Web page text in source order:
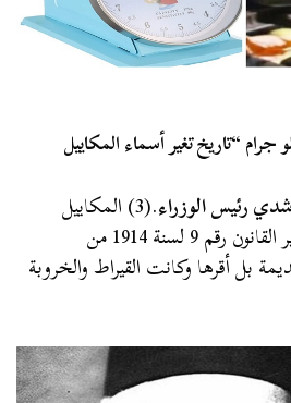
“تاريخ تغير أسماء المكاييل
رئيس الوزراء .(3) المكاييل
المصرية سنة 1914م لم يغير القانون رقم 9 لسنة 1914 من
بل أقرها وكانت القيراط والخروبة